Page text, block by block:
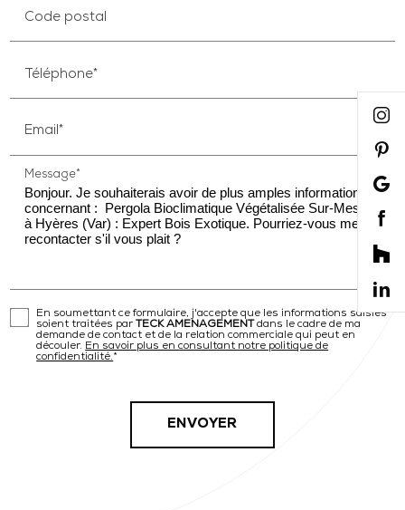
Code postal
Téléphone*
Email*
Message*
En soumettant ce formulaire, j'accepte que les informations saisies
soient traitées parTECK AMENAGEMENTdans le cadre de ma
demande de contact et de la relation commerciale qui peut en
découler. En savoir plus en consultant notre politique de
confidentialité.*